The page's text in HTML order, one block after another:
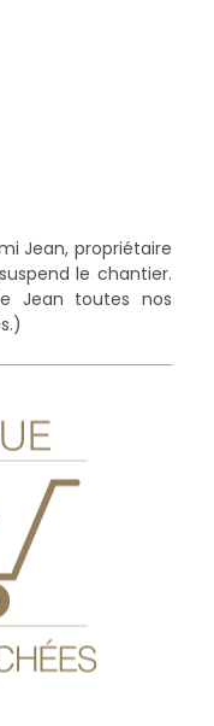
Jean, propriétaire
le chantier.
Jean toutes nos
pour
ancien ?